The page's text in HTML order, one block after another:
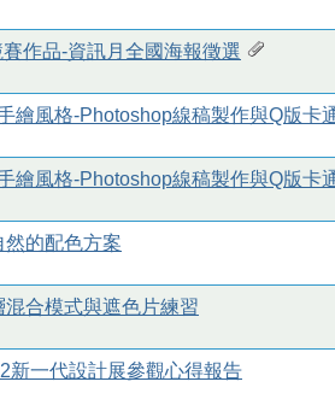
賽作品-資訊月全國海報徵選
繪風格-Photoshop線稿製作與Q版卡
繪風格-Photoshop線稿製作與Q版卡
然的配色方案
混合模式與遮色片練習
新一代設計展參觀心得報告